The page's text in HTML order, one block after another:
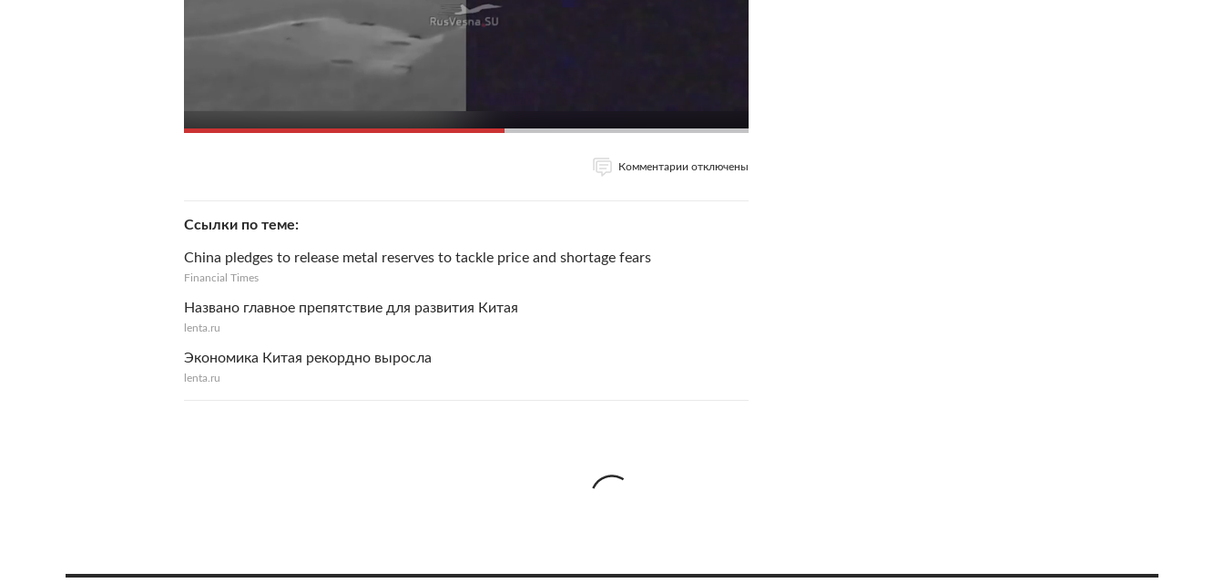
Комментарии отключены
Ссылки по теме
China pledges to release metal reserves to tackle price and shortage fears
Financial Times
Названо главное препятствие для развития Китая
lenta.ru
Экономика Китая рекордно выросла
lenta.ru